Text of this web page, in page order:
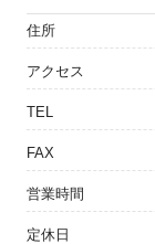
住所
アクセス
TEL
FAX
営業時間
定休日